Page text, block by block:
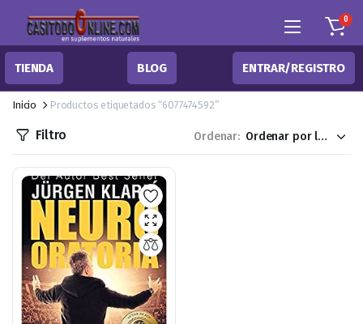
0
TIENDA BLOG ENTRAR/REGISTRO
Inicio Productos etiquetados “6077474592”
Filtro Ordenar: